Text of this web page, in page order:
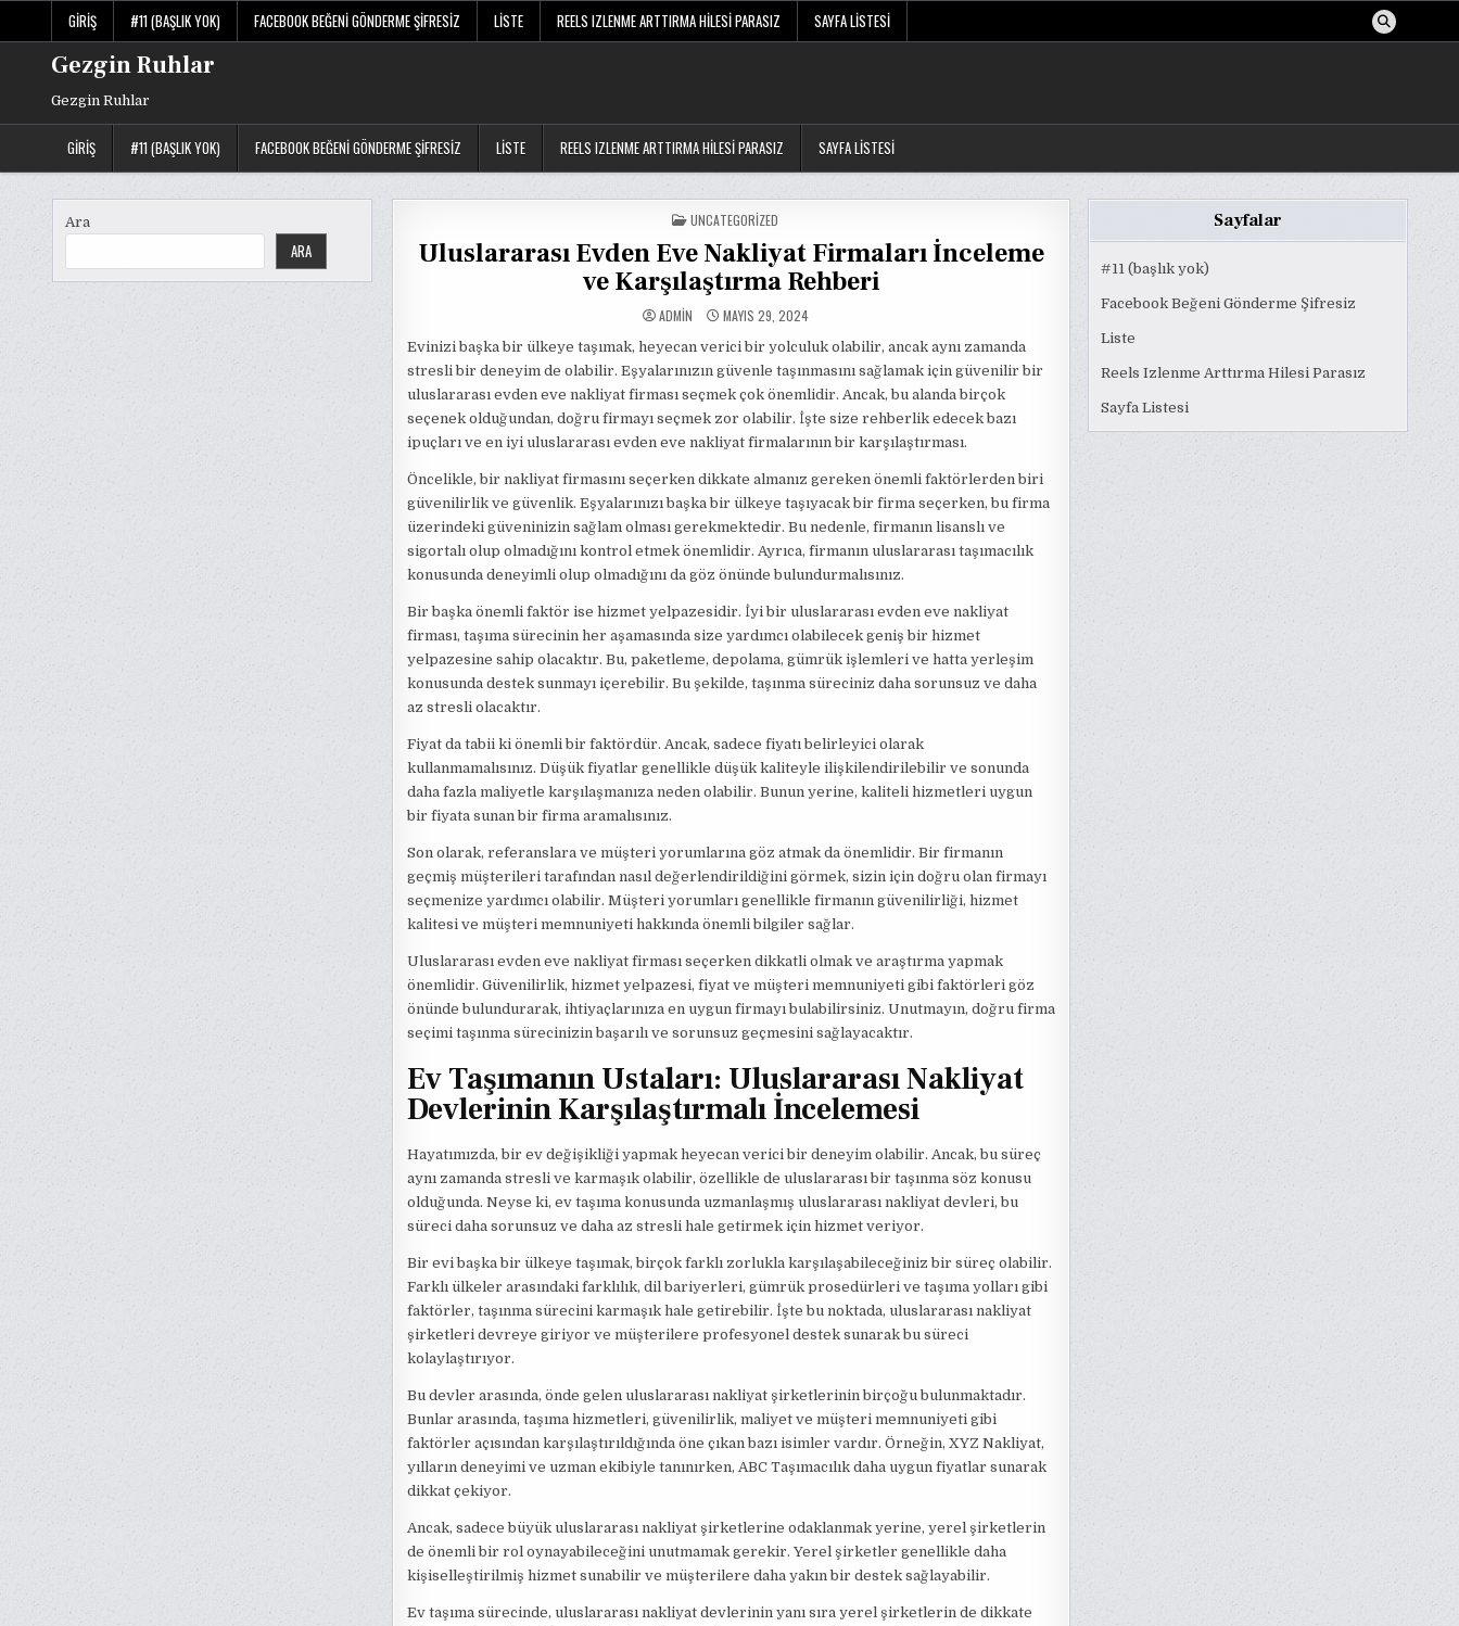
GIRIŞ #11 (BAŞLIK YOK) FACEBOOK BEĞENI GÖNDERME ŞIFRESIZ LISTE REELS IZLENME ARTTIRMA HILESI PARASIZ SAYFA LISTESI
Gezgin Ruhlar
Gezgin Ruhlar
GIRIŞ #11 (BAŞLIK YOK) FACEBOOK BEĞENI GÖNDERME ŞIFRESIZ LISTE REELS IZLENME ARTTIRMA HILESI PARASIZ SAYFA LISTESI
Ara
ARA
POSTED
IN
UNCATEGORIZED
Uluslararası Evden Eve Nakliyat Firmaları İnceleme
ve Karşılaştırma Rehberi
ADMIN MAYIS 29, 2024
Evinizi başka bir ülkeye taşımak, heyecan verici bir yolculuk olabilir, ancak aynı zamanda
stresli bir deneyim de olabilir. Eşyalarınızın güvenle taşınmasını sağlamak için güvenilir bir
uluslararası evden eve nakliyat firması seçmek çok önemlidir. Ancak, bu alanda birçok
seçenek olduğundan, doğru firmayı seçmek zor olabilir. İşte size rehberlik edecek bazı
ipuçları ve en iyi uluslararası evden eve nakliyat firmalarının bir karşılaştırması.
Öncelikle, bir nakliyat firmasını seçerken dikkate almanız gereken önemli faktörlerden biri
güvenilirlik ve güvenlik. Eşyalarınızı başka bir ülkeye taşıyacak bir firma seçerken, bu firma
üzerindeki güveninizin sağlam olması gerekmektedir. Bu nedenle, firmanın lisanslı ve
sigortalı olup olmadığını kontrol etmek önemlidir. Ayrıca, firmanın uluslararası taşımacılık
konusunda deneyimli olup olmadığını da göz önünde bulundurmalısınız.
Bir başka önemli faktör ise hizmet yelpazesidir. İyi bir uluslararası evden eve nakliyat
firması, taşıma sürecinin her aşamasında size yardımcı olabilecek geniş bir hizmet
yelpazesine sahip olacaktır. Bu, paketleme, depolama, gümrük işlemleri ve hatta yerleşim
konusunda destek sunmayı içerebilir. Bu şekilde, taşınma süreciniz daha sorunsuz ve daha
az stresli olacaktır.
Fiyat da tabii ki önemli bir faktördür. Ancak, sadece fiyatı belirleyici olarak
kullanmamalısınız. Düşük fiyatlar genellikle düşük kaliteyle ilişkilendirilebilir ve sonunda
daha fazla maliyetle karşılaşmanıza neden olabilir. Bunun yerine, kaliteli hizmetleri uygun
bir fiyata sunan bir firma aramalısınız.
Son olarak, referanslara ve müşteri yorumlarına göz atmak da önemlidir. Bir firmanın
geçmiş müşterileri tarafından nasıl değerlendirildiğini görmek, sizin için doğru olan firmayı
seçmenize yardımcı olabilir. Müşteri yorumları genellikle firmanın güvenilirliği, hizmet
kalitesi ve müşteri memnuniyeti hakkında önemli bilgiler sağlar.
Uluslararası evden eve nakliyat firması seçerken dikkatli olmak ve araştırma yapmak
önemlidir. Güvenilirlik, hizmet yelpazesi, fiyat ve müşteri memnuniyeti gibi faktörleri göz
önünde bulundurarak, ihtiyaçlarınıza en uygun firmayı bulabilirsiniz. Unutmayın, doğru firma
seçimi taşınma sürecinizin başarılı ve sorunsuz geçmesini sağlayacaktır.
Ev Taşımanın Ustaları: Uluslararası Nakliyat
Devlerinin Karşılaştırmalı İncelemesi
Hayatımızda, bir ev değişikliği yapmak heyecan verici bir deneyim olabilir. Ancak, bu süreç
aynı zamanda stresli ve karmaşık olabilir, özellikle de uluslararası bir taşınma söz konusu
olduğunda. Neyse ki, ev taşıma konusunda uzmanlaşmış uluslararası nakliyat devleri, bu
süreci daha sorunsuz ve daha az stresli hale getirmek için hizmet veriyor.
Bir evi başka bir ülkeye taşımak, birçok farklı zorlukla karşılaşabileceğiniz bir süreç olabilir.
Farklı ülkeler arasındaki farklılık, dil bariyerleri, gümrük prosedürleri ve taşıma yolları gibi
faktörler, taşınma sürecini karmaşık hale getirebilir. İşte bu noktada, uluslararası nakliyat
şirketleri devreye giriyor ve müşterilere profesyonel destek sunarak bu süreci
kolaylaştırıyor.
Bu devler arasında, önde gelen uluslararası nakliyat şirketlerinin birçoğu bulunmaktadır.
Bunlar arasında, taşıma hizmetleri, güvenilirlik, maliyet ve müşteri memnuniyeti gibi
faktörler açısından karşılaştırıldığında öne çıkan bazı isimler vardır. Örneğin, XYZ Nakliyat,
yılların deneyimi ve uzman ekibiyle tanınırken, ABC Taşımacılık daha uygun fiyatlar sunarak
dikkat çekiyor.
Ancak, sadece büyük uluslararası nakliyat şirketlerine odaklanmak yerine, yerel şirketlerin
de önemli bir rol oynayabileceğini unutmamak gerekir. Yerel şirketler genellikle daha
kişiselleştirilmiş hizmet sunabilir ve müşterilere daha yakın bir destek sağlayabilir.
Ev taşıma sürecinde, uluslararası nakliyat devlerinin yanı sıra yerel şirketlerin de dikkate
Sayfalar
#11 (başlık yok)
Facebook Beğeni Gönderme Şifresiz
Liste
Reels Izlenme Arttırma Hilesi Parasız
Sayfa Listesi